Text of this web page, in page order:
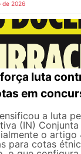
de 2026
luta
em
a luta
(IN) Conjunta
o artigo
para cotas